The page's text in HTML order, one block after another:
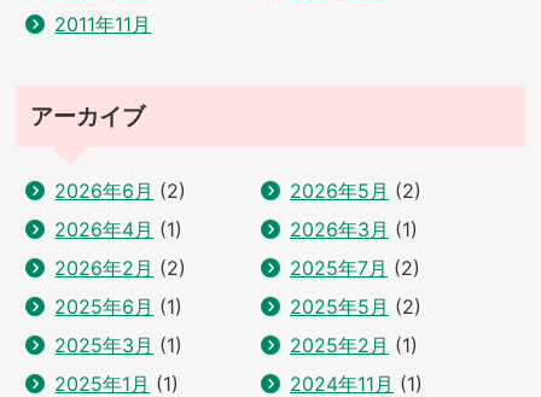
2011年11月
アーカイブ
2026年6月 (2) 2026年5月 (2)
2026年4月 (1) 2026年3月 (1)
2026年2月 (2) 2025年7月 (2)
2025年6月 (1) 2025年5月 (2)
2025年3月 (1) 2025年2月 (1)
2025年1月 (1) 2024年11月 (1)